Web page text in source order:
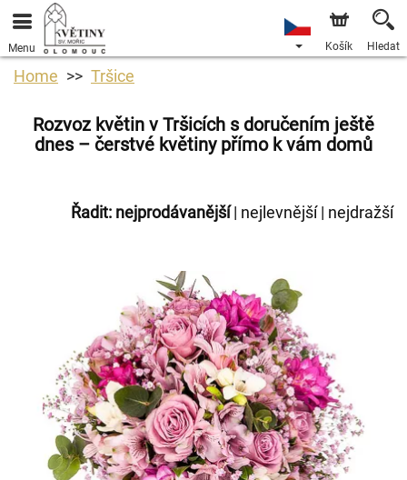
Menu Košík Hledat
Home Tršice
Rozvoz květin v Tršicích s doručením ještě
dnes – čerstvé květiny přímo k vám domů
Řadit: nejprodávanější| nejlevnější| nejdražší